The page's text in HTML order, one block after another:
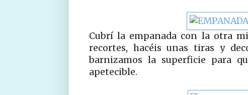
Cubrí la empanada con la otra
recortes, hacéis unas tiras y
barnizamos la superficie para
apetecible.